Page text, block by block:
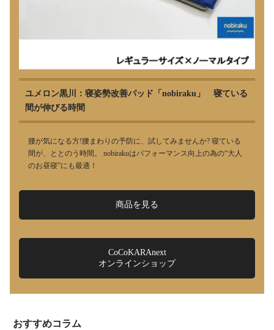
ユメロン黒川：寝姿勢改善パッド「nobiraku」 寝ている
間が伸びる時間
腰が気になる方!腰まわりの予防に、試してみませんか? 寝ている
間が、ととのう時間。 nobirakuはパフォーマンス向上の為の“大人
のお昼寝”にも最適！
商品を見る
CoCoKARAnext
オンラインショップ
おすすめコラム